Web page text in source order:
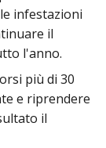
infestazioni
il
l'anno.
più di 30
e riprendere
il